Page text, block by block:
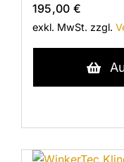
auf
der
Produktseite
werden
195,00 €
exkl. MwSt. zzgl.
Varianten
auf.